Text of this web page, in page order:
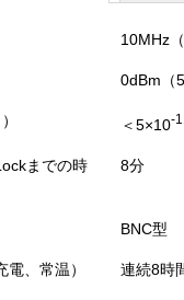
10MHz
0dBm（
＜5×10-
までの時
8分
BNC型
、常温） 連続8時